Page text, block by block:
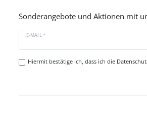
Sonderangebote und Aktionen mit
E-MAIL *
Hiermit bestätige ich, dass ich die